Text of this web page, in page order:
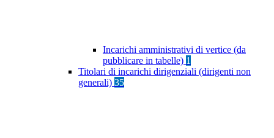
Incarichi amministrativi di vertice (da
pubblicare in tabelle) 1
Titolari di incarichi dirigenziali (dirigenti non
generali) 35